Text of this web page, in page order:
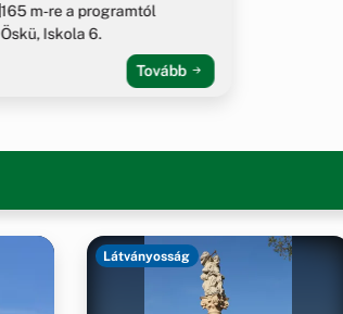
165 m-re a programtól
Öskü, Iskola 6.
Tovább
Látványosság